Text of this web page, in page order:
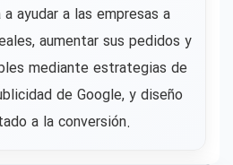
ayudar a las empresas a
aumentar sus pedidos y
mediante estrategias de
de Google, y diseño
a la conversión.